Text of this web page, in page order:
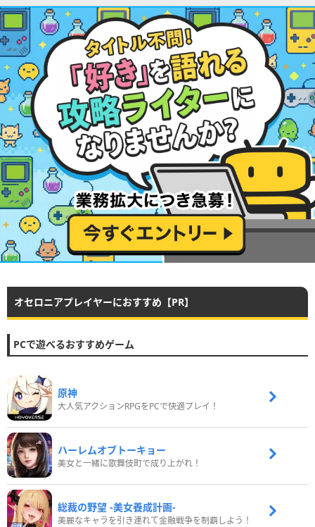
オセロニアプレイヤーにおすすめ【PR】
PCで遊べるおすすめゲーム
原神
大人気アクションRPGをPCで快適プレイ！
ハーレムオブトーキョー
美女と一緒に歌舞伎町で成り上がれ！
総裁の野望 -美女養成計画-
美麗なキャラを引き連れて金融戦争を制覇しよう！